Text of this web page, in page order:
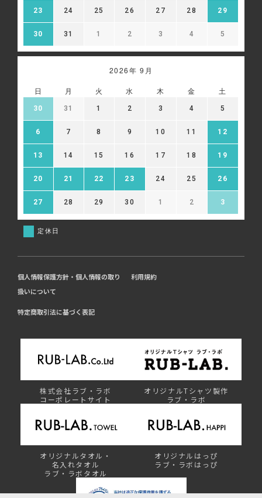
23 24 25 26 27 28 29
30 31 1 2 3 4 5
2026年 9月
日 月 火 水 木 金 土
30 31 1 2 3 4 5
6 7 8 9 10 11 12
13 14 15 16 17 18 19
20 21 22 23 24 25 26
27 28 29 30 1 2 3
定休日
個人情報保護方針・個人情報の取り
扱いについて
利用規約
特定商取引法に基づく表記
株式会社ラブ・ラボ
コーポレートサイト
オリジナルTシャツ製作
ラブ・ラボ
オリジナルタオル・
名入れタオル
ラブ・ラボタオル
オリジナルはっぴ
ラブ・ラボはっぴ